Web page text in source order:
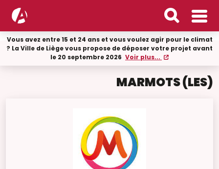
Vous avez entre 15 et 24 ans et vous voulez agir pour le climat
? La Ville de Liège vous propose de déposer votre projet avant
le 20 septembre 2026 Voir plus...
MARMOTS (LES)